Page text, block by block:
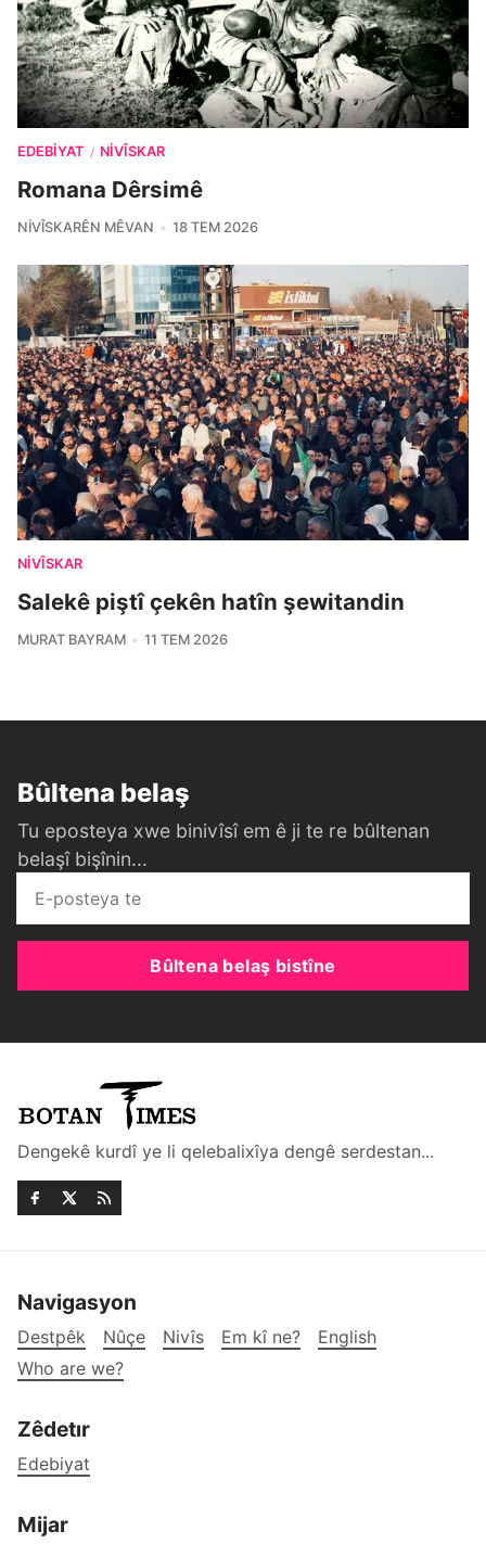
EDEBIYAT / NIVÎSKAR
Romana Dêrsimê
NIVÎSKARÊN MÊVAN 18 TEM 2026
NIVÎSKAR
Salekê piştî çekên hatîn şewitandin
MURAT BAYRAM 11 TEM 2026
Bûltena belaş
Tu eposteya xwe binivîsî em ê ji te re bûltenan
belaşî bişînin...
Bûltena belaş bistîne
Dengekê kurdî ye li qelebalixîya dengê serdestan...
Navigasyon
Destpêk Nûçe Nivîs Em kî ne?
English
Who are we?
Zêdetır
Edebiyat
Mijar